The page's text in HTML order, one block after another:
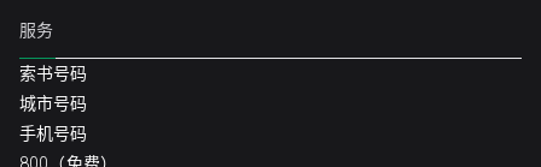
服务
索书号码
城市号码
手机号码
800（免费）